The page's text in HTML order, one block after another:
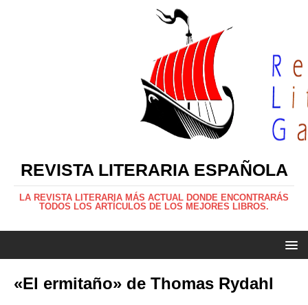
REVISTA LITERARIA ESPAÑOLA
LA REVISTA LITERARIA MÁS ACTUAL DONDE ENCONTRARÁS
TODOS LOS ARTÍCULOS DE LOS MEJORES LIBROS.
«El ermitaño» de Thomas Rydahl